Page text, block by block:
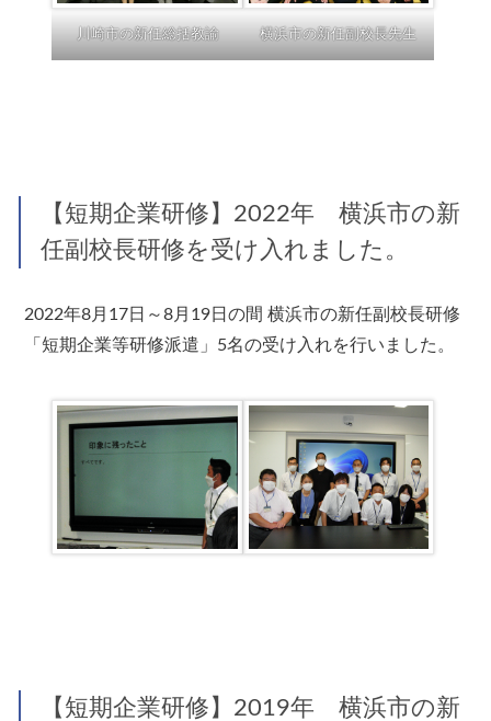
川崎市の新任総括教諭 横浜市の新任副校長先生
【短期企業研修】2022年 横浜市の新
任副校長研修を受け入れました。
2022年8月17日～8月19日の間 横浜市の新任副校長研修
「短期企業等研修派遣」5名の受け入れを行いました。
【短期企業研修】2019年 横浜市の新